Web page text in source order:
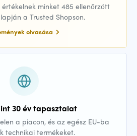
minket 485 ellenőrzött
a Trusted Shopson.
olvasása
30 év tapasztalat
a piacon, és az egész EU-ba
technikai termékeket.